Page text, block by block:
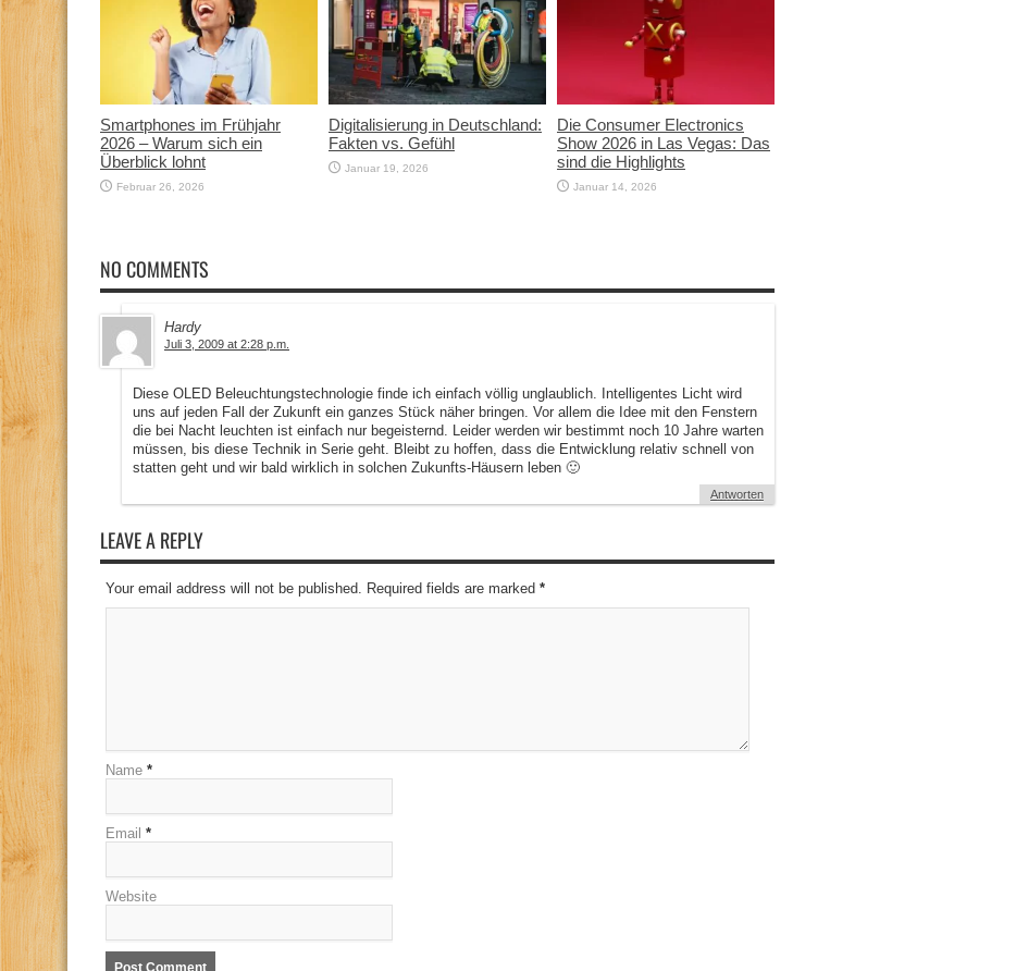
Smartphones im Frühjahr
2026 – Warum sich ein
Überblick lohnt
Februar 26, 2026
Digitalisierung in Deutschland:
Fakten vs. Gefühl
Januar 19, 2026
Die Consumer Electronics
Show 2026 in Las Vegas: Das
sind die Highlights
Januar 14, 2026
NO COMMENTS
Hardy
Juli 3, 2009 at 2:28 p.m.
Diese OLED Beleuchtungstechnologie finde ich einfach völlig unglaublich. Intelligentes Licht wird
uns auf jeden Fall der Zukunft ein ganzes Stück näher bringen. Vor allem die Idee mit den Fenstern
die bei Nacht leuchten ist einfach nur begeisternd. Leider werden wir bestimmt noch 10 Jahre warten
müssen, bis diese Technik in Serie geht. Bleibt zu hoffen, dass die Entwicklung relativ schnell von
statten geht und wir bald wirklich in solchen Zukunfts-Häusern leben 🙂
Antworten
LEAVE A REPLY
Your email address will not be published. Required fields are marked *
Name *
Email *
Website